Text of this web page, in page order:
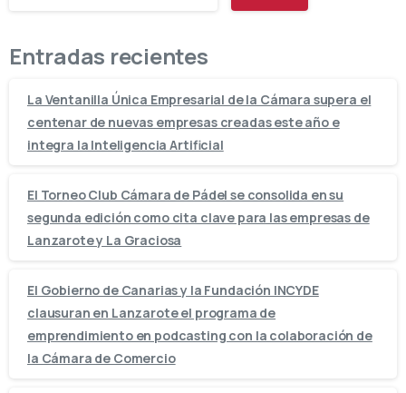
Entradas recientes
La Ventanilla Única Empresarial de la Cámara supera el
centenar de nuevas empresas creadas este año e
integra la Inteligencia Artificial
El Torneo Club Cámara de Pádel se consolida en su
segunda edición como cita clave para las empresas de
Lanzarote y La Graciosa
El Gobierno de Canarias y la Fundación INCYDE
clausuran en Lanzarote el programa de
emprendimiento en podcasting con la colaboración de
la Cámara de Comercio